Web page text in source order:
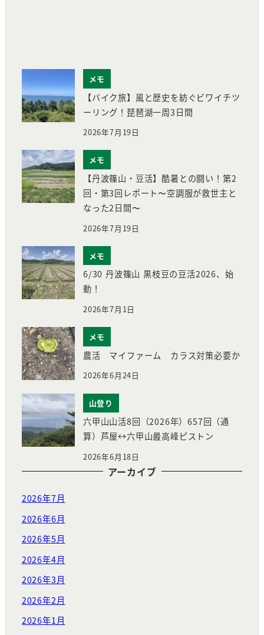
メモ
【バイク旅】風と歴史を紡ぐビワイチツ
ーリング！琵琶湖一周3日間
2026年7月19日
メモ
【丹波篠山・豆活】酷暑との闘い！第2
回・第3回レポート〜空調服が救世主と
なった2日間〜
2026年7月19日
メモ
6/30 丹波篠山 黒枝豆の豆活2026、始
動！
2026年7月1日
メモ
農活 マイファーム カラス対策必要か
2026年6月24日
山登り
六甲山山活8回（2026年）657回（通
算）芦屋↔︎六甲山最高峰ピストン
2026年6月18日
アーカイブ
2026年7月
2026年6月
2026年5月
2026年4月
2026年3月
2026年2月
2026年1月